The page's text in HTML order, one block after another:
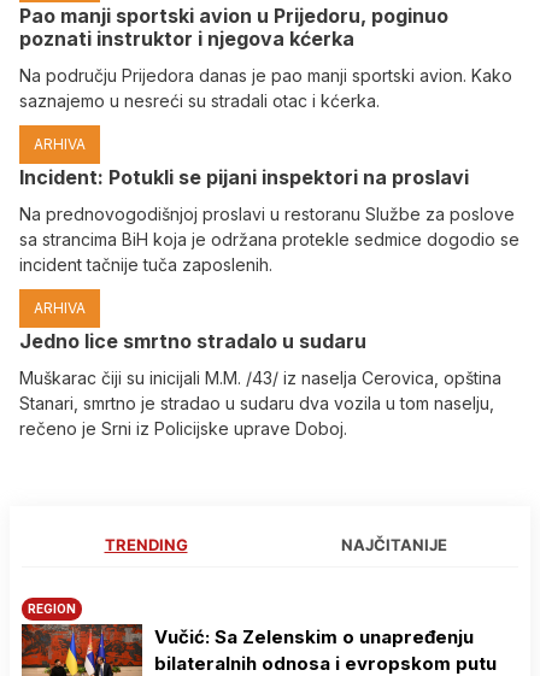
Pao manji sportski avion u Prijedoru, poginuo
poznati instruktor i njegova kćerka
Na području Prijedora danas je pao manji sportski avion. Kako
saznajemo u nesreći su stradali otac i kćerka.
ARHIVA
Incident: Potukli se pijani inspektori na proslavi
Na prednovogodišnjoj proslavi u restoranu Službe za poslove
sa strancima BiH koja je održana protekle sedmice dogodio se
incident tačnije tuča zaposlenih.
ARHIVA
Јedno lice smrtno stradalo u sudaru
Muškarac čiji su inicijali M.M. /43/ iz naselja Cerovica, opština
Stanari, smrtno je stradao u sudaru dva vozila u tom naselju,
rečeno je Srni iz Policijske uprave Doboj.
TRENDING NAJČITANIJE
REGION
Vučić: Sa Zelenskim o unapređenju
bilateralnih odnosa i evropskom putu